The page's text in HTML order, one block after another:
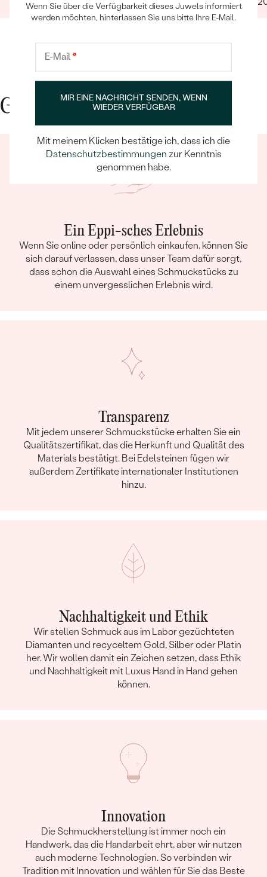
Gute Gründe für Eppi
Ein Eppi-sches Erlebnis
Wenn Sie online oder persönlich einkaufen, können Sie
sich darauf verlassen, dass unser Team dafür sorgt,
dass schon die Auswahl eines Schmuckstücks zu
einem unvergesslichen Erlebnis wird.
Transparenz
Mit jedem unserer Schmuckstücke erhalten Sie ein
Qualitätszertifikat, das die Herkunft und Qualität des
Materials bestätigt. Bei Edelsteinen fügen wir
außerdem Zertifikate internationaler Institutionen
hinzu.
Nachhaltigkeit und Ethik
Wir stellen Schmuck aus im Labor gezüchteten
Diamanten und recyceltem Gold, Silber oder Platin
her. Wir wollen damit ein Zeichen setzen, dass Ethik
und Nachhaltigkeit mit Luxus Hand in Hand gehen
können.
Innovation
Die Schmuckherstellung ist immer noch ein
Handwerk, das die Handarbeit ehrt, aber wir nutzen
auch moderne Technologien. So verbinden wir
Tradition mit Innovation und wählen für Sie das Beste
Wenn Sie über die Verfügbarkeit dieses Juwels informiert
werden möchten, hinterlassen Sie uns bitte Ihre E-Mail.
E-Mail*
MIR EINE NACHRICHT SENDEN, WENN
WIEDER VERFÜGBAR
Mit meinem Klicken bestätige ich, dass ich die
Datenschutzbestimmungen zur Kenntnis
genommen habe.